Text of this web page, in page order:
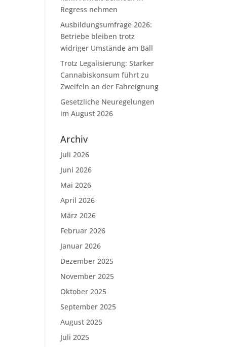
Regress nehmen
Ausbildungsumfrage 2026:
Betriebe bleiben trotz
widriger Umstände am Ball
Trotz Legalisierung: Starker
Cannabiskonsum führt zu
Zweifeln an der Fahreignung
Gesetzliche Neuregelungen
im August 2026
Archiv
Juli 2026
Juni 2026
Mai 2026
April 2026
März 2026
Februar 2026
Januar 2026
Dezember 2025
November 2025
Oktober 2025
September 2025
August 2025
Juli 2025